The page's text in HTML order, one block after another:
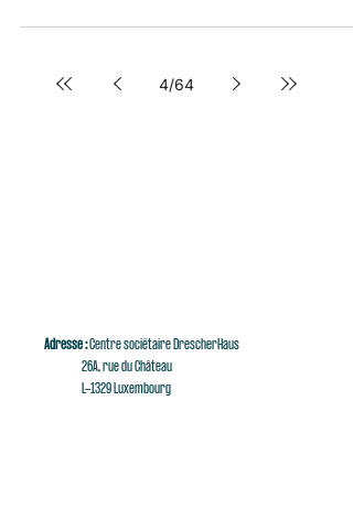
4/64
Adresse :Centre sociétaire DrescherHaus
26A, rue du Château
L-1329 Luxembourg